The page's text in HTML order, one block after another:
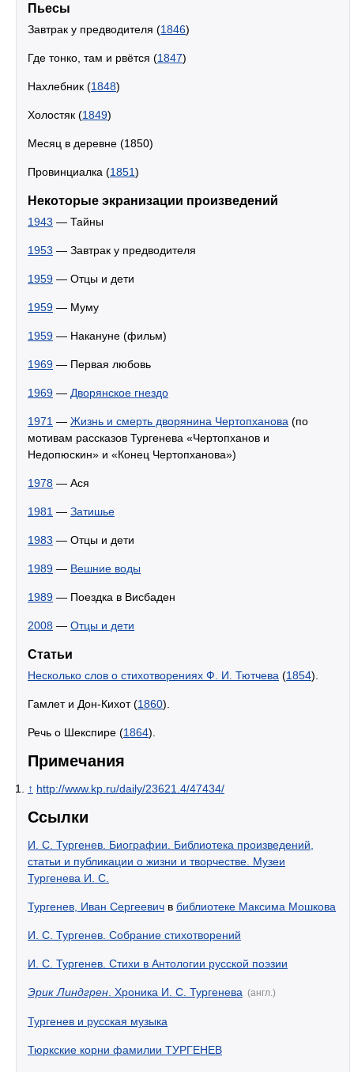
Пьесы
Завтрак у предводителя (1846)
Где тонко, там и рвётся (1847)
Нахлебник (1848)
Холостяк (1849)
Месяц в деревне (1850)
Провинциалка (1851)
Некоторые экранизации произведений
1943 — Тайны
1953 — Завтрак у предводителя
1959 — Отцы и дети
1959 — Муму
1959 — Накануне (фильм)
1969 — Первая любовь
1969 — Дворянское гнездо
1971 — Жизнь и смерть дворянина Чертопханова (по
мотивам рассказов Тургенева «Чертопханов и
Недопюскин» и «Конец Чертопханова»)
1978 — Ася
1981 — Затишье
1983 — Отцы и дети
1989 — Вешние воды
1989 — Поездка в Висбаден
2008 — Отцы и дети
Статьи
Несколько слов о стихотворениях Ф. И. Тютчева (1854).
Гамлет и Дон-Кихот (1860).
Речь о Шекспире (1864).
Примечания
↑ http://www.kp.ru/daily/23621.4/47434/
Ссылки
И. С. Тургенев. Биографии. Библиотека произведений,
статьи и публикации о жизни и творчестве. Музеи
Тургенева И. С.
Тургенев, Иван Сергеевич в библиотеке Максима Мошкова
И. С. Тургенев. Собрание стихотворений
И. С. Тургенев. Стихи в Антологии русской поэзии
Эрик Линдгрен . Хроника И. С. Тургенева (англ.)
Тургенев и русская музыка
Тюркские корни фамилии ТУРГЕНЕВ